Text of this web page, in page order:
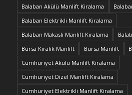
Balaban Akülü Manlift Kiralama
Balaban Elektrikli Manlift Kiralama
Balaban Makaslı Manlift Kiralama
Bursa Kiralık Manlift
Bursa Manlift
Cumhuriyet Akülü Manlift Kiralama
Cumhuriyet Dizel Manlift Kiralama
Cumhuriyet Elektrikli Manlift Kiralama